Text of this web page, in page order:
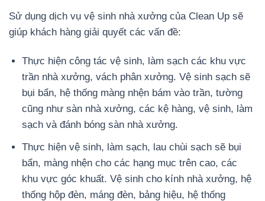
Sử dụng dịch vụ vệ sinh nhà xưởng của Clean Up sẽ
giúp khách hàng giải quyết các vấn đề:
Thực hiện công tác vệ sinh, làm sạch các khu vực
trần nhà xưởng, vách phân xưởng. Vệ sinh sạch sẽ
bụi bẩn, hệ thống màng nhện bám vào trần, tường
cũng như sàn nhà xưởng, các kệ hàng, vệ sinh, làm
sạch và đánh bóng sàn nhà xưởng.
Thực hiện vệ sinh, làm sạch, lau chùi sạch sẽ bụi
bẩn, màng nhện cho các hạng mục trên cao, các
khu vực góc khuất. Vệ sinh cho kính nhà xưởng, hệ
thống hộp đèn, máng đèn, bảng hiệu, hệ thống